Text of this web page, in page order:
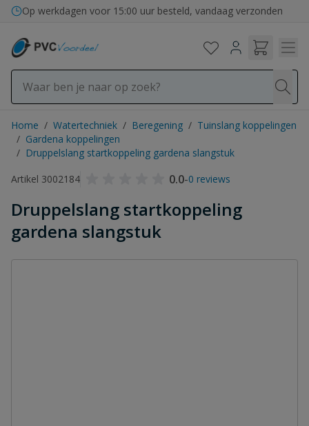
Ga naar de inhoud
Op werkdagen voor 15:00 uur besteld, vandaag verzonden
Home / Watertechniek / Beregening / Tuinslang koppelingen
/ Gardena koppelingen
/ Druppelslang startkoppeling gardena slangstuk
Artikel 3002184
0.0-0 reviews
Druppelslang startkoppeling
gardena slangstuk